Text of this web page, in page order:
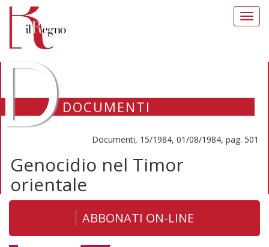
DOCUMENTI
Documenti, 15/1984, 01/08/1984, pag. 501
Genocidio nel Timor
orientale
ABBONATI ON-LINE